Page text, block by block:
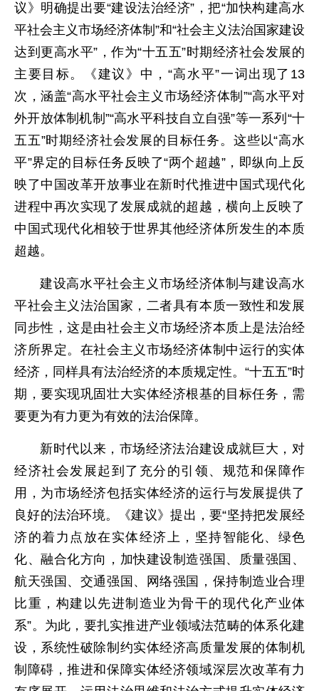
议》明确提出要“建设法治经济”，把“加快构建高水
平社会主义市场经济体制”和“社会主义法治国家建设
达到更高水平”，作为“十五五”时期经济社会发展的
主要目标。《建议》中，“高水平”一词出现了13
次，涵盖“高水平社会主义市场经济体制”“高水平对
外开放体制机制”“高水平科技自立自强”等一系列“十
五五”时期经济社会发展的目标任务。这些以“高水
平”界定的目标任务反映了“两个超越”，即纵向上反
映了中国改革开放事业在新时代推进中国式现代化
进程中再次实现了发展成就的超越，横向上反映了
中国式现代化相较于世界其他经济体所发生的本质
超越。
建设高水平社会主义市场经济体制与建设高水
平社会主义法治国家，二者具有本质一致性和发展
同步性，这是由社会主义市场经济本质上是法治经
济所界定。在社会主义市场经济体制中运行的实体
经济，同样具有法治经济的本质规定性。“十五五”时
期，要实现巩固壮大实体经济根基的目标任务，需
要更为有力更为有效的法治保障。
新时代以来，市场经济法治建设成就巨大，对
经济社会发展起到了充分的引领、规范和保障作
用，为市场经济包括实体经济的运行与发展提供了
良好的法治环境。《建议》提出，要“坚持把发展经
济的着力点放在实体经济上，坚持智能化、绿色
化、融合化方向，加快建设制造强国、质量强国、
航天强国、交通强国、网络强国，保持制造业合理
比重，构建以先进制造业为骨干的现代化产业体
系”。为此，要扎实推进产业领域法范畴的体系化建
设，系统性破除制约实体经济高质量发展的体制机
制障碍，推进和保障实体经济领域深层次改革有力